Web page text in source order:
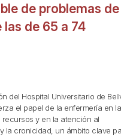
de problemas de
las de 65 a 74
del Hospital Universitario de
el papel de la enfermería en la
y en la atención al
la cronicidad, un ámbito clave